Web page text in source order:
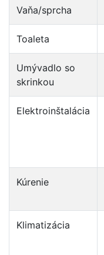
Vaňa/sprcha
Toaleta
Umývadlo so
skrinkou
Elektroinštalácia
Kúrenie
Klimatizácia